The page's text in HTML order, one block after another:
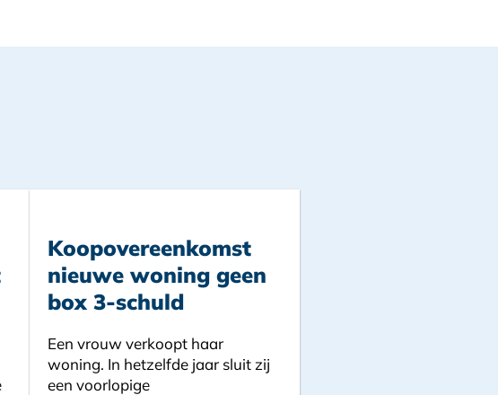
Koopovereenkomst
nieuwe woning geen
box 3-schuld
Een vrouw verkoopt haar
woning. In hetzelfde jaar sluit zij
een voorlopige